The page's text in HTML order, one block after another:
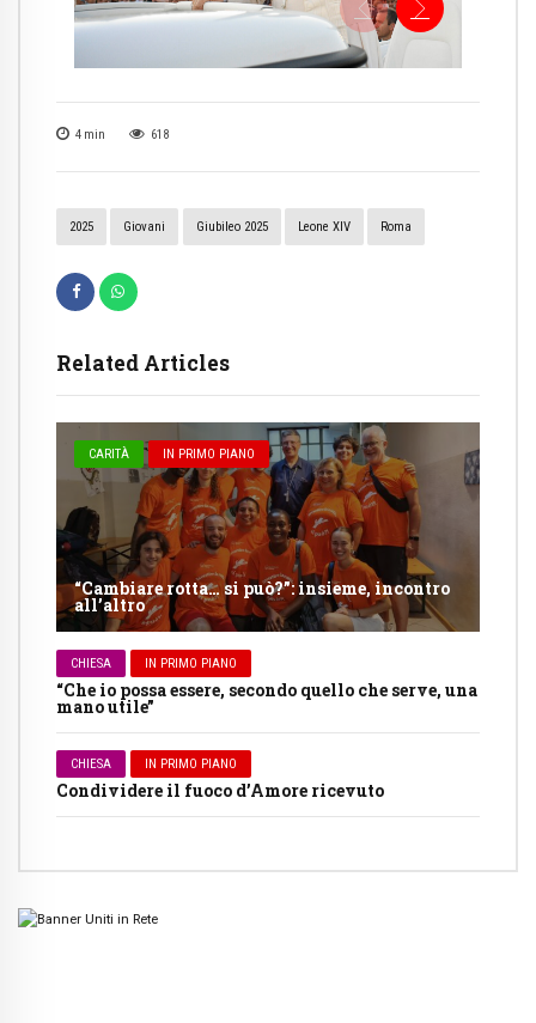
4 min 618
2025 Giovani Giubileo 2025 Leone XIV Roma
Related Articles
CARITÀ IN PRIMO PIANO
“Cambiare rotta… si può?”: insieme, incontro
all’altro
CHIESA IN PRIMO PIANO
“Che io possa essere, secondo quello che serve, una
mano utile”
CHIESA IN PRIMO PIANO
Condividere il fuoco d’Amore ricevuto